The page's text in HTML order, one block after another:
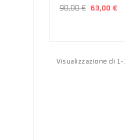
90,00 € 63,00 €
Visualizzazione di